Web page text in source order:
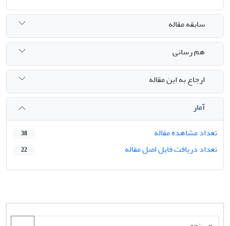
سابقه مقاله
هم رسانی
ارجاع به این مقاله
آمار
تعداد مشاهده مقاله
38
تعداد دریافت فایل اصل مقاله 22